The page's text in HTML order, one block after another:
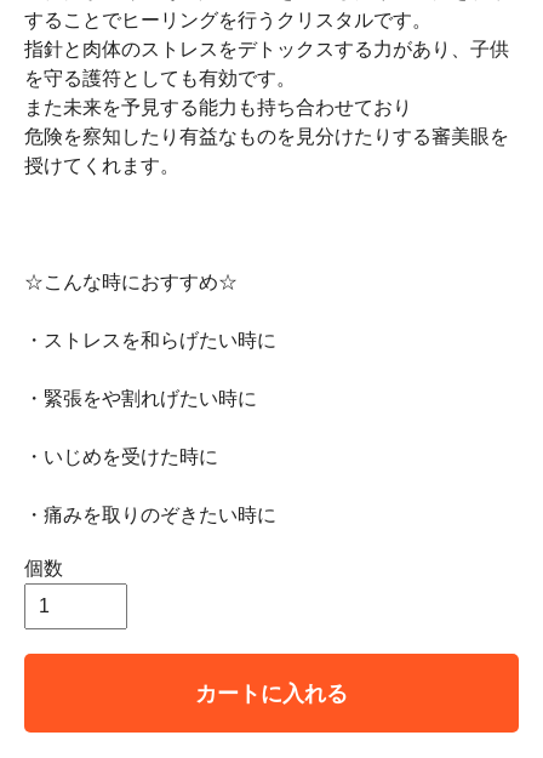
することでヒーリングを行うクリスタルです。
指針と肉体のストレスをデトックスする力があり、子供
を守る護符としても有効です。
また未来を予見する能力も持ち合わせており
危険を察知したり有益なものを見分けたりする審美眼を
授けてくれます。
☆こんな時におすすめ☆
・ストレスを和らげたい時に
・緊張をや割れげたい時に
・いじめを受けた時に
・痛みを取りのぞきたい時に
個数
カートに入れる